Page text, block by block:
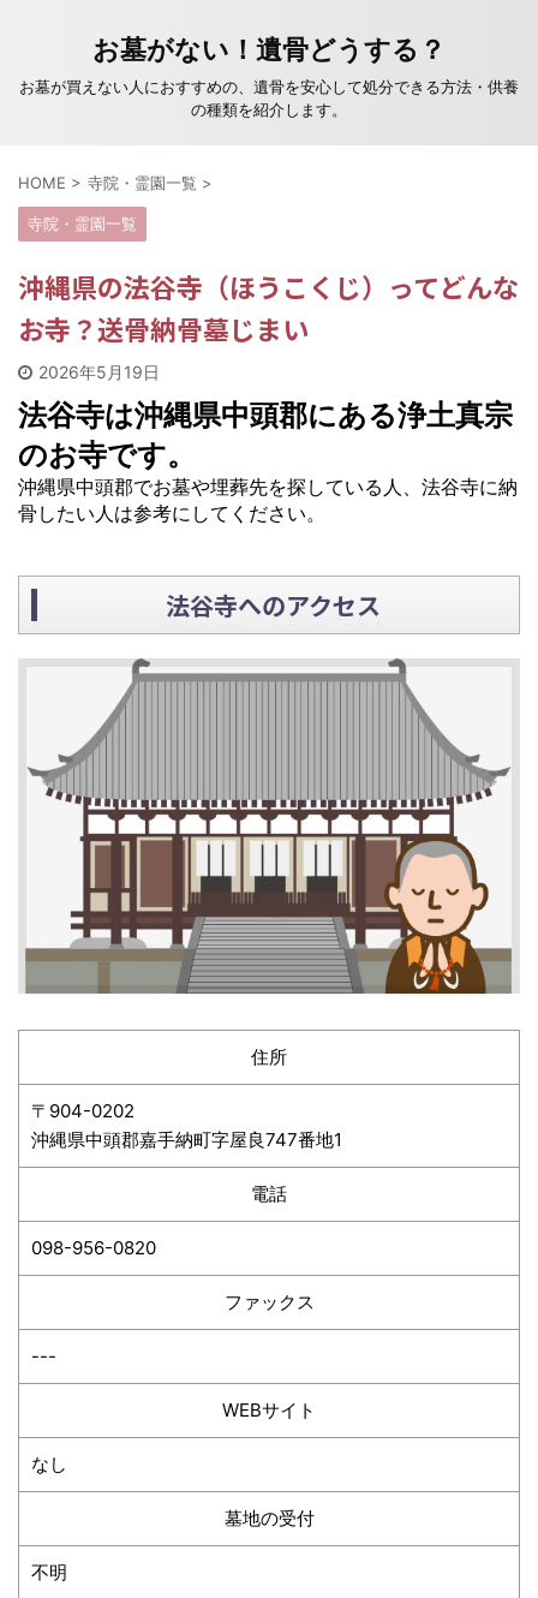
お墓がない！遺骨どうする？
お墓が買えない人におすすめの、遺骨を安心して処分できる方法・供養
の種類を紹介します。
HOME > 寺院・霊園一覧 >
寺院・霊園一覧
沖縄県の法谷寺（ほうこくじ）ってどんな
お寺？送骨納骨墓じまい
2026年5月19日
法谷寺は沖縄県中頭郡にある浄土真宗
のお寺です。
沖縄県中頭郡でお墓や埋葬先を探している人、法谷寺に納
骨したい人は参考にしてください。
法谷寺へのアクセス
住所
〒904-0202
沖縄県中頭郡嘉手納町字屋良747番地1
電話
098-956-0820
ファックス
---
WEBサイト
なし
墓地の受付
不明